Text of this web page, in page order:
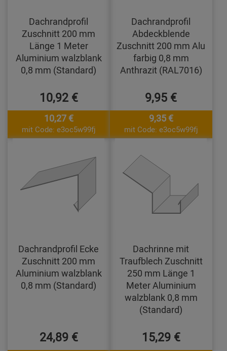
Dachrandprofil
Zuschnitt 200 mm
Länge 1 Meter
Aluminium walzblank
0,8 mm (Standard)
10,92 €
10,27 €
mit Code: e3oc5w99fj
Dachrandprofil
Abdeckblende
Zuschnitt 200 mm Alu
farbig 0,8 mm
Anthrazit (RAL7016)
9,95 €
9,35 €
mit Code: e3oc5w99fj
Dachrandprofil Ecke
Zuschnitt 200 mm
Aluminium walzblank
0,8 mm (Standard)
24,89 €
Dachrinne mit
Traufblech Zuschnitt
250 mm Länge 1
Meter Aluminium
walzblank 0,8 mm
(Standard)
15,29 €